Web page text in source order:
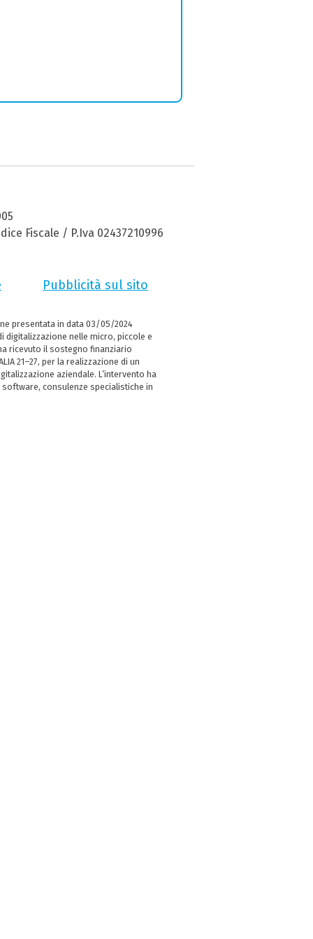
Fiscale / P.Iva 02437210996
Pubblicità sul sito
presentata in data 03/05/2024
digitalizzazione nelle micro, piccole e
ricevuto il sostegno finanziario
21–27, per la realizzazione di un
aziendale. L’intervento ha
consulenze specialistiche in